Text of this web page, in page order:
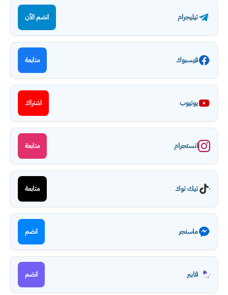
تيليجرام انضم الآن
فيسبوك متابعة
يوتيوب اشتراك
انستجرام متابعة
تيك توك متابعة
ماسنجر انضم
فايبر انضم